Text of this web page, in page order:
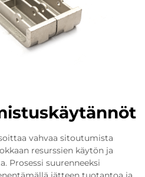
vahvaa sitoutumista
resurssien käytön ja
Prosessi suurenneeksi